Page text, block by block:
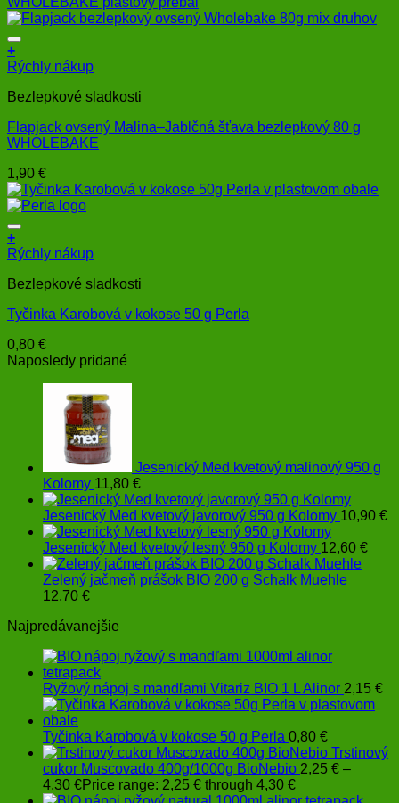
+
Rýchly nákup
Bezlepkové sladkosti
Flapjack ovsený Malina–Jablčná šťava bezlepkový 80 g
WHOLEBAKE
1,90 €
+
Rýchly nákup
Bezlepkové sladkosti
Tyčinka Karobová v kokose 50 g Perla
0,80 €
Naposledy pridané
Jesenický Med kvetový malinový 950 g
Kolomy 11,80 €
Jesenický Med kvetový javorový 950 g Kolomy 10,90 €
Jesenický Med kvetový lesný 950 g Kolomy 12,60 €
Zelený jačmeň prášok BIO 200 g Schalk Muehle
12,70 €
Najpredávanejšie
Ryžový nápoj s mandľami Vitariz BIO 1 L Alinor 2,15 €
Tyčinka Karobová v kokose 50 g Perla 0,80 €
Trstinový
cukor Muscovado 400g/1000g BioNebio 2,25 € –
4,30 €Price range: 2,25 € through 4,30 €